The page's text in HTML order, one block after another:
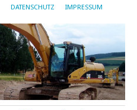
DATENSCHUTZ IMPRESSUM